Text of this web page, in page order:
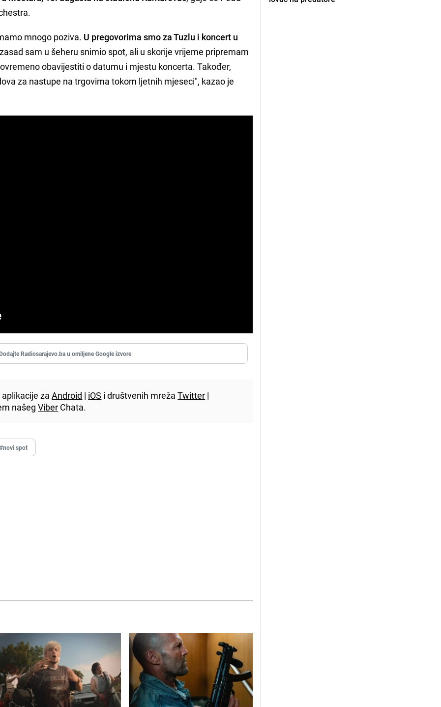
mnogo poziva. U pregovorima smo za Tuzlu i koncert u
sam u šeheru snimio spot, ali u skorije vrijeme pripremam
obavijestiti o datumu i mjestu koncerta. Također,
za nastupe na trgovima tokom ljetnih mjeseci", kazao je
Radiosarajevo.ba u omiljene Google izvore
zaAndroid | iOS i društvenih mrežaTwitter |
našegViber Chata.
#novi spot